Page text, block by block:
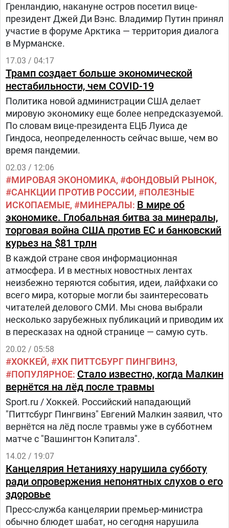
Гренландию, накануне остров посетил вице-
президент Джей Ди Вэнс. Владимир Путин принял
участие в форуме Арктика — территория диалога
в Мурманске.
17.03 / 04:17
Трамп создает больше экономической
нестабильности, чем COVID-19
Политика новой администрации США делает
мировую экономику еще более непредсказуемой.
По словам вице-президента ЕЦБ Луиса де
Гиндоса, неопределенность сейчас выше, чем во
время пандемии.
02.03 / 12:06
МИРОВАЯ ЭКОНОМИКА
ФОНДОВЫЙ РЫНОК
САНКЦИИ ПРОТИВ РОССИИ
ПОЛЕЗНЫЕ
ИСКОПАЕМЫЕ
МИНЕРАЛЫ В мире об
экономике. Глобальная битва за минералы,
торговая война США против ЕС и банковский
курьез на $81 трлн
В каждой стране своя информационная
атмосфера. И в местных новостных лентах
неизбежно теряются события, идеи, лайфхаки со
всего мира, которые могли бы заинтересовать
читателей делового СМИ. Мы снова выбрали
несколько зарубежных публикаций и приводим их
в пересказах на одной странице — самую суть.
20.02 / 05:58
ХОККЕЙ
ХК ПИТТСБУРГ ПИНГВИНЗ
ПОПУЛЯРНОЕ Стало известно, когда Малкин
вернётся на лёд после травмы
Sport.ru / Хоккей. Российский нападающий
"Питтсбург Пингвинз" Евгений Малкин заявил, что
вернётся на лёд после травмы уже в субботнем
матче с "Вашингтон Кэпиталз".
14.02 / 19:07
Канцелярия Нетанияху нарушила субботу
ради опровержения непонятных слухов о его
здоровье
Пресс-служба канцелярии премьер-министра
обычно блюдет шабат, но сегодня нарушила